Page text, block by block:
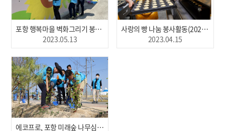
포항 행복마을 벽화그리기 봉사활동(2023. 5. 13)
2023.05.13
사랑의 빵 나눔 봉사활동(2023.4.15)
2023.04.15
에코프로, 포항 미래숲 나무심기 봉사활동(2023.03.31)